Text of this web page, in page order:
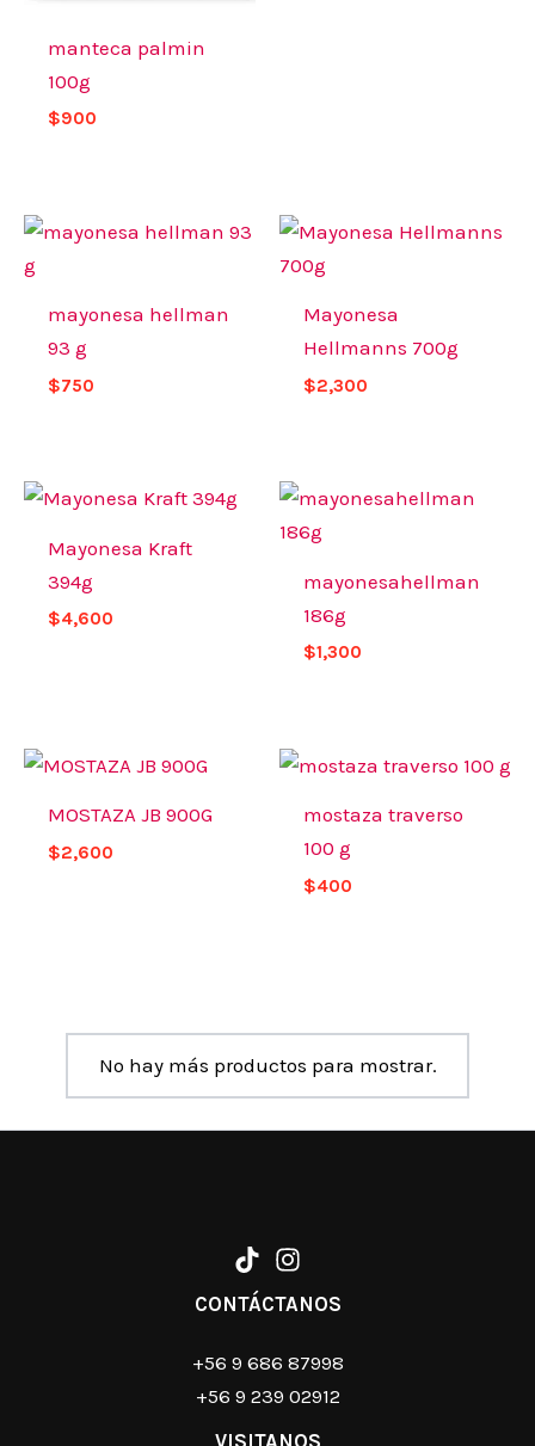
manteca palmin
100g
$900
mayonesa hellman
93 g
$750
Mayonesa
Hellmanns 700g
$2,300
Mayonesa Kraft
394g
$4,600
mayonesahellman
186g
$1,300
MOSTAZA JB 900G
$2,600
mostaza traverso
100 g
$400
No hay más productos para mostrar.
CONTÁCTANOS
+56 9 686 87998
+56 9 239 02912
VISITANOS